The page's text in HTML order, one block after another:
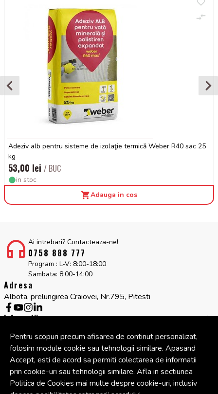
Adeziv alb pentru sisteme de izolaţie termică Weber R40 sac 25
kg
53,00 lei / BUC
in stoc
Adauga in cos
Ai intrebari? Contacteaza-ne!
0758 888 777
Program : L-V: 8:00-18:00
Sambata: 8:00-14:00
Adresa
Albota, prelungirea Craiovei, Nr.795, Pitesti
Informatii
Companie
Cont
© Copyright 2026 Cipcos Mar. Toate drepturile rezervate.
Pentru scopuri precum afisarea de continut personalizat,
folosim module cookie sau tehnologii similare. Apasand
Accept, esti de acord sa permiti colectarea de informatii
prin cookie-uri sau tehnologii similare. Afla in sectiunea
Politica de Cookies mai multe despre cookie-uri, inclusiv